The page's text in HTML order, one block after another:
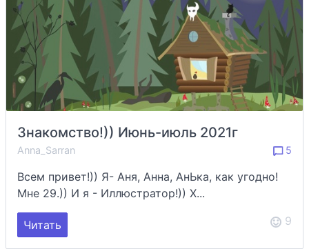
Знакомство!)) Июнь-июль 2021г
Anna_Sarran 5
Всем привет!)) Я- Аня, Анна, АнЬка, как угодно!
Мне 29.)) И я - Иллюстратор!)) Х...
Читать 9